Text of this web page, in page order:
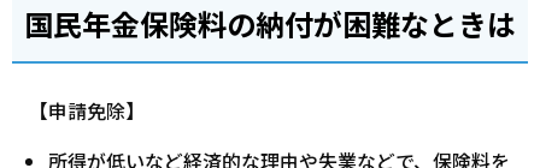
国民年金保険料の納付が困難なときは
【申請免除】
所得が低いなど経済的な理由や失業などで、保険料を